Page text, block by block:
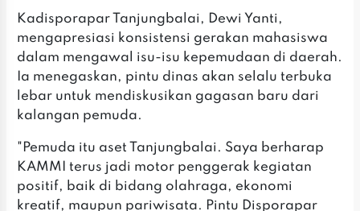
Kadisporapar Tanjungbalai, Dewi Yanti,
mengapresiasi konsistensi gerakan mahasiswa
dalam mengawal isu-isu kepemudaan di daerah.
Ia menegaskan, pintu dinas akan selalu terbuka
lebar untuk mendiskusikan gagasan baru dari
kalangan pemuda.
"Pemuda itu aset Tanjungbalai. Saya berharap
KAMMI terus jadi motor penggerak kegiatan
positif, baik di bidang olahraga, ekonomi
kreatif, maupun pariwisata. Pintu Disporapar